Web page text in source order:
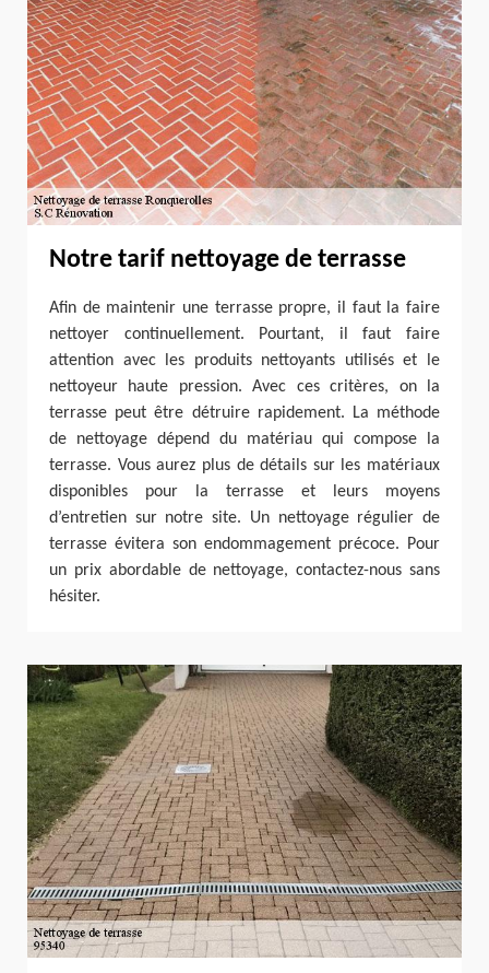
Notre tarif nettoyage de terrasse
Afin de maintenir une terrasse propre, il faut la faire
nettoyer continuellement. Pourtant, il faut faire
attention avec les produits nettoyants utilisés et le
nettoyeur haute pression. Avec ces critères, on la
terrasse peut être détruire rapidement. La méthode
de nettoyage dépend du matériau qui compose la
terrasse. Vous aurez plus de détails sur les matériaux
disponibles pour la terrasse et leurs moyens
d’entretien sur notre site. Un nettoyage régulier de
terrasse évitera son endommagement précoce. Pour
un prix abordable de nettoyage, contactez-nous sans
hésiter.